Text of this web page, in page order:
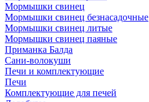
Мормышки свинец
Мормышки свинец безнасадочные
Мормышки свинец литые
Мормышки свинец паяные
Приманка Балда
Сани-волокуши
Печи и комплектующие
Печи
Комплектующие для печей